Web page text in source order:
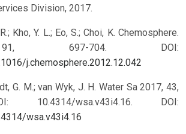
Division, 2017.
Kho, Y. L.; Eo, S.; Choi, K. Chemosphere.
697-704. DOI:
j.chemosphere.2012.12.042
G. M.; van Wyk, J. H. Water Sa 2017, 43,
10.4314/wsa.v43i4.16.
DOI:
wsa.v43i4.16